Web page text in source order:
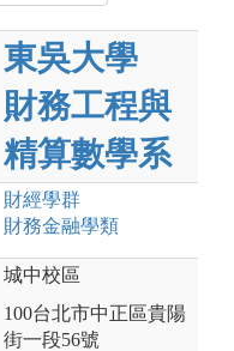
東吳大學
財務工程與
精算數學系
財經學群
財務金融學類
城中校區
100台北市中正區貴陽
街一段56號